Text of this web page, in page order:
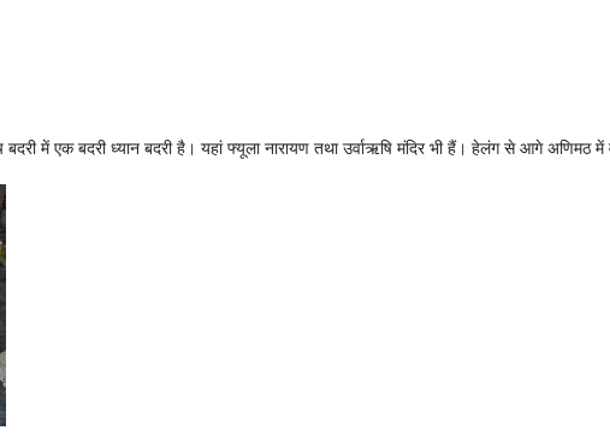
में एक बदरी ध्यान बदरी है। यहां फ्यूला नारायण तथा उर्वाऋषि मंदिर भी हैं। हेलंग से आगे अणिमठ में